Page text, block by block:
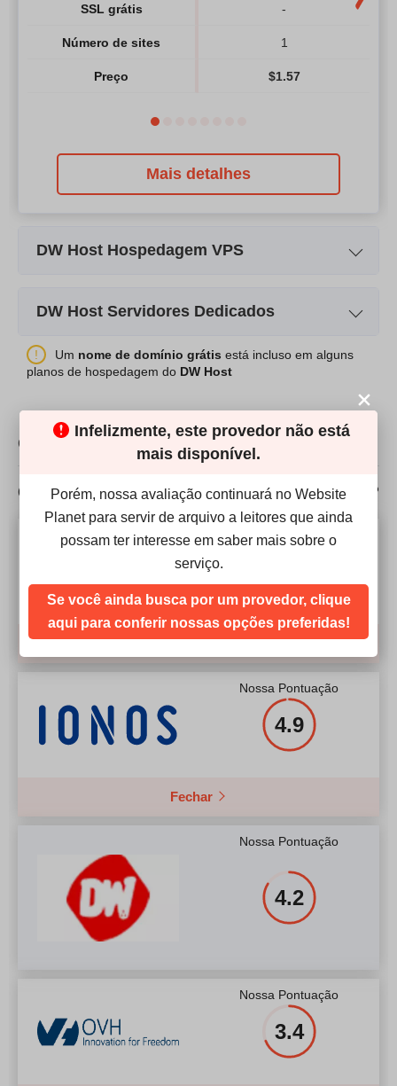
SSL grátis
Número de sites
Preço
-
1
$1.57
Mais detalhes
DW Host Hospedagem VPS
Largura de banda
RAM
5MB
512MB
Mais detalhes
DW Host Servidores Dedicados
Nome do Plano
Largura de banda
Preço
Intel 2.6GHz Dual Core
6GB DDR3
$49.65
Mais detalhes
Um nome de domínio grátis está incluso em alguns
planos de hospedagem do DW Host
COMPARAÇÃO
Como o DW Host se compara à concorrência?
Nossa Pontuação
Fechar
Nossa Pontuação
4.9
Fechar
Nossa Pontuação
4.2
Nossa Pontuação
3.4
Infelizmente, este provedor não está
mais disponível.
Porém, nossa avaliação continuará no Website
Planet para servir de arquivo a leitores que ainda
possam ter interesse em saber mais sobre o
serviço.
Se você ainda busca por um provedor, clique
aqui para conferir nossas opções preferidas!